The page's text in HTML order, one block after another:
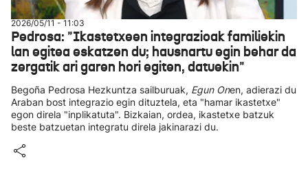
2026/05/11 - 11:03
Pedrosa: "Ikastetxeen integrazioak familiekin
lan egitea eskatzen du; hausnartu egin behar da
zergatik ari garen hori egiten, datuekin"
Begoña Pedrosa Hezkuntza sailburuak, Egun Onen, adierazi du
Araban bost integrazio egin dituztela, eta "hamar ikastetxe"
egon direla "inplikatuta". Bizkaian, ordea, ikastetxe batzuk
beste batzuetan integratu direla jakinarazi du.